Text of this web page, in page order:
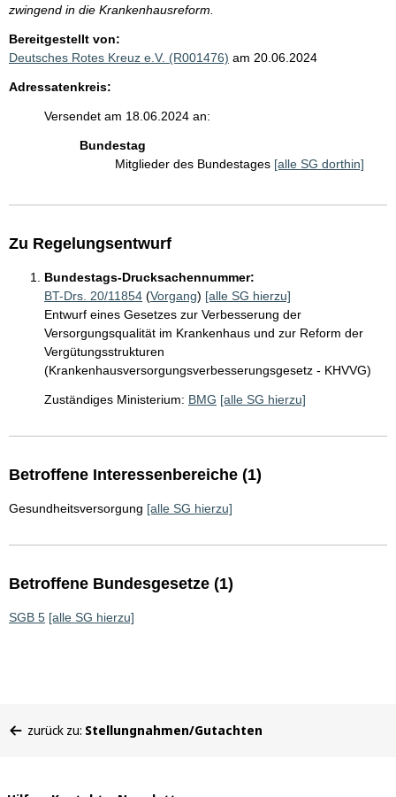
zwingend in die Krankenhausreform.
Bereitgestellt von:
Deutsches Rotes Kreuz e.V. (R001476) am 20.06.2024
Adressatenkreis:
Versendet am 18.06.2024 an:
Bundestag
Mitglieder des Bundestages [alle SG dorthin]
Zu Regelungsentwurf
Bundestags-Drucksachennummer:
BT-Drs. 20/11854 (Vorgang) [alle SG hierzu]
Entwurf eines Gesetzes zur Verbesserung der
Versorgungsqualität im Krankenhaus und zur Reform der
Vergütungsstrukturen
(Krankenhausversorgungsverbesserungsgesetz - KHVVG)
Zuständiges Ministerium: BMG [alle SG hierzu]
Betroffene Interessenbereiche (1)
Gesundheitsversorgung [alle SG hierzu]
Betroffene Bundesgesetze (1)
SGB 5 [alle SG hierzu]
befinden
zurück zu: Stellungnahmen/Gutachten